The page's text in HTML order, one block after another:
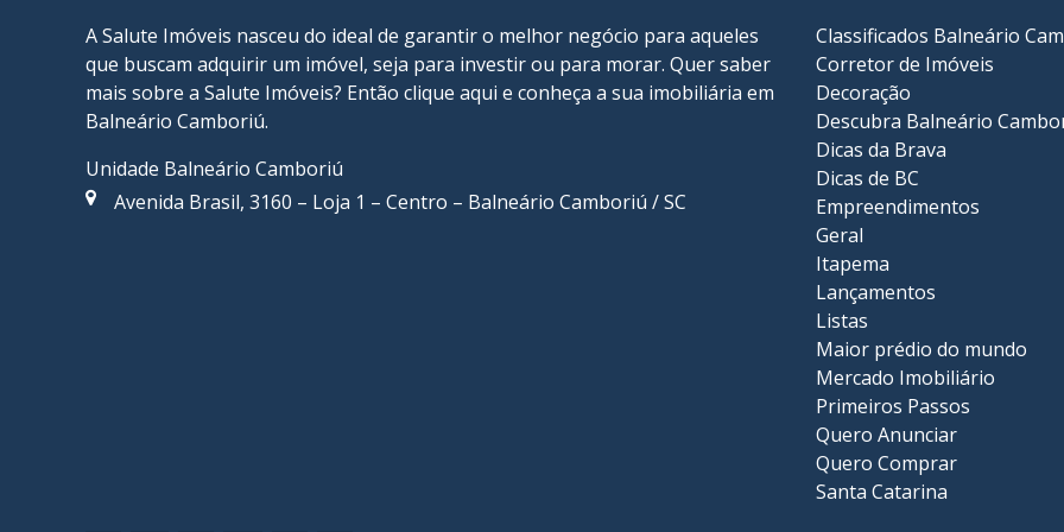
A Salute Imóveis nasceu do ideal de garantir o melhor negócio para aqueles
que buscam adquirir um imóvel, seja para investir ou para morar. Quer saber
mais sobre a Salute Imóveis? Então clique aqui e conheça a sua imobiliária em
Balneário Camboriú.
Unidade Balneário Camboriú
Avenida Brasil, 3160 – Loja 1 – Centro – Balneário Camboriú / SC
Classificados Balneário
Corretor de Imóveis
Decoração
Descubra Balneário
Dicas da Brava
Dicas de BC
Empreendimentos
Geral
Itapema
Lançamentos
Listas
Maior prédio do mundo
Mercado Imobiliário
Primeiros Passos
Quero Anunciar
Quero Comprar
Santa Catarina